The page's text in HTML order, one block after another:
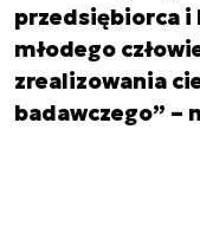
przedsiębiorca i
młodego
zrealizowania
badawczego” –